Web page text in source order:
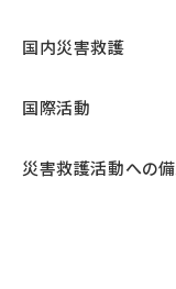
国内災害救護
国際活動
災害救護活動への